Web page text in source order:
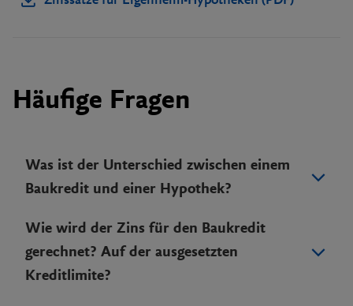
Häufige Fragen
Was ist der Unterschied zwischen einem
Baukredit und einer Hypothek?
Wie wird der Zins für den Baukredit
gerechnet? Auf der ausgesetzten
Kreditlimite?